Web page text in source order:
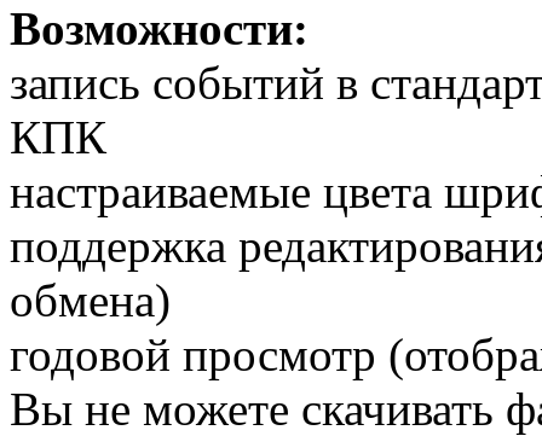
Возможности:
запись событий в
КПК
настраиваемые цвета
поддержка
обмена)
годовой просмотр
Вы не можете скачивать